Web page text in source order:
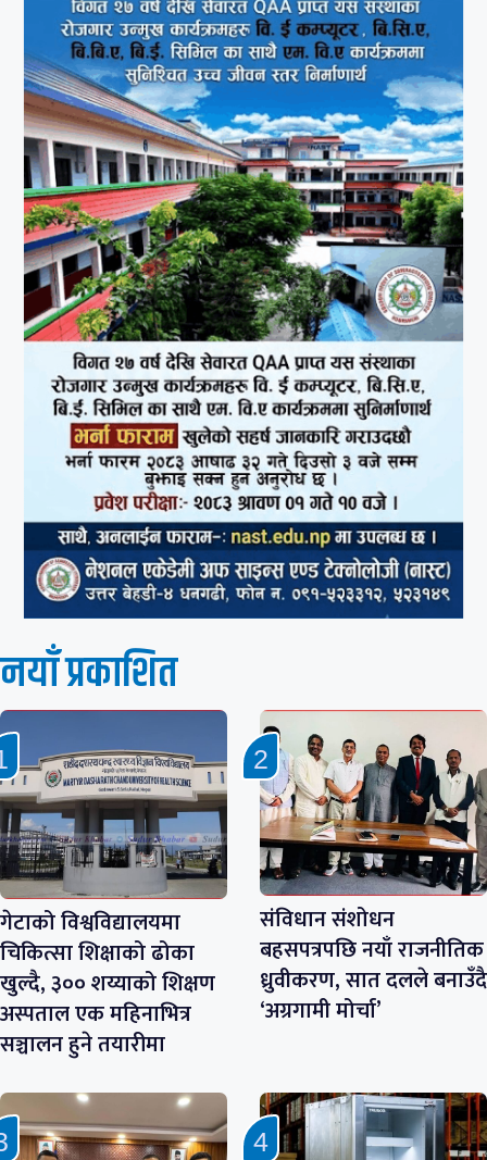
नयाँ प्रकाशित
गेटाको विश्वविद्यालयमा
चिकित्सा शिक्षाको ढोका
खुल्दै, ३०० शय्याको शिक्षण
अस्पताल एक महिनाभित्र
सञ्चालन हुने तयारीमा
संविधान संशोधन
बहसपत्रपछि नयाँ राजनीतिक
ध्रुवीकरण, सात दलले बनाउँदै
‘अग्रगामी मोर्चा’